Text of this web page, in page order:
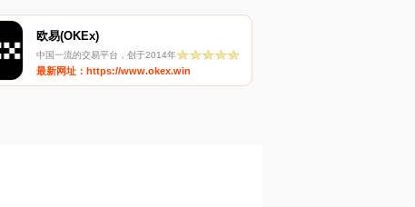
欧易(OKEx)
中国一流的交易平台，创于2014年
最新网址：https://www.okex.win